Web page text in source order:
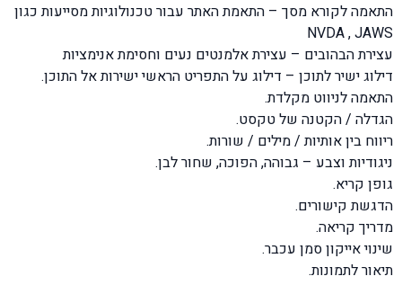
התאמה לקורא מסך – התאמת האתר עבור טכנולוגיות מסייעות כגון
NVDA , JAWS
עצירת הבהובים – עצירת אלמנטים נעים וחסימת אנימציות
דילוג ישיר לתוכן – דילוג על התפריט הראשי ישירות אל התוכן.
התאמה לניווט מקלדת.
הגדלה / הקטנה של טקסט.
ריווח בין אותיות / מילים / שורות.
ניגודיות וצבע – גבוהה, הפוכה, שחור לבן.
גופן קריא.
הדגשת קישורים.
מדריך קריאה.
שינוי אייקון סמן עכבר.
תיאור לתמונות.